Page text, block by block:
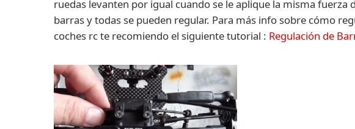
ruedas levanten por igual cuando se le aplique la misma fuerza
barras y todas se pueden regular. Para más info sobre cómo
coches rc te recomiendo el siguiente tutorial : Regulación de